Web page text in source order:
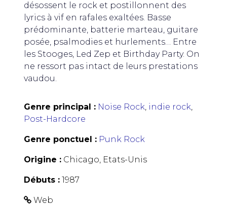
désossent le rock et postillonnent des
lyrics à vif en rafales exaltées. Basse
prédominante, batterie marteau, guitare
posée, psalmodies et hurlements… Entre
les Stooges, Led Zep et Birthday Party. On
ne ressort pas intact de leurs prestations
vaudou.
Genre principal : Noise Rock, indie rock,
Post-Hardcore
Genre ponctuel : Punk Rock
Origine : Chicago, Etats-Unis
Débuts : 1987
Web